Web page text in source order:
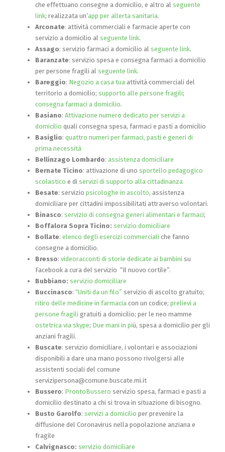
che effettuano consegne a domicilio, e altro al seguente
link; realizzata un’app per allerta sanitaria.
Arconate: attività commerciali e farmacie aperte con
servizio a domicilio al seguente link.
Assago: servizio farmaci a domicilio al seguente link.
Baranzate: servizio spesa e consegna farmaci a domicilio
per persone fragili al seguente link.
Bareggio: Negozio a casa tua attività commerciali del
territorio a domicilio; supporto alle persone fragili;
consegna farmaci a domicilio.
Basiano: Attivazione numero dedicato per servizi a
domicilio quali consegna spesa, farmaci e pasti a domicilio
Basiglio: quattro numeri per farmaci, pasti e generi di
prima necessità
Bellinzago Lombardo: assistenza domiciliare
Bernate Ticino: attivazione di uno sportello pedagogico
scolastico e di servizi di supporto alla cittadinanza
Besate: servizio psicologhe in ascolto, assistenza
domiciliare per cittadini impossibilitati attraverso volontari.
Binasco: servizio di consegna generi alimentari e farmaci;
Boffalora Sopra Ticino: servizio domiciliare
Bollate: elenco degli esercizi commerciali che fanno
consegne a domicilio.
Bresso: videoracconti di storie dedicate ai bambini su
Facebook a cura del servizio “Il nuovo cortile”.
Bubbiano: servizio domiciliare
Buccinasco: “Uniti da un filo” servizio di ascolto gratuito;
ritiro delle medicine in farmacia con un codice; prelievi a
persone fragili gratuiti a domicilio; per le neo mamme
ostetrica via skype; Due mani in più, spesa a domicilio per gli
anziani fragili.
Buscate: servizio domiciliare, i volontari e associazioni
disponibili a dare una mano possono rivolgersi alle
assistenti sociali del comune
servizipersona@comune.buscate.mi.it
Bussero: ProntoBussero servizio spesa, farmaci e pasti a
domicilio destinato a chi si trova in situazione di bisogno.
Busto Garolfo: servizi a domicilio per prevenire la
diffusione del Coronavirus nella popolazione anziana e
fragile
Calvignasco: servizio domiciliare